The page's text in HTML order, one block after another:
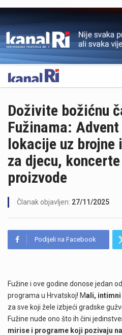
Doživite božićnu
Fužinama:
lokacije uz brojne
za djecu,
proizvode
Članak objavljen: 27/11/2025
Podijeli na Facebook
Fužine i ove godine donose jedan
programa u Hrvatskoj! Mali,
za sve koji žele izbjeći gradske
Fužine nude ono što ih čini
mirise i programe koji pozivaju